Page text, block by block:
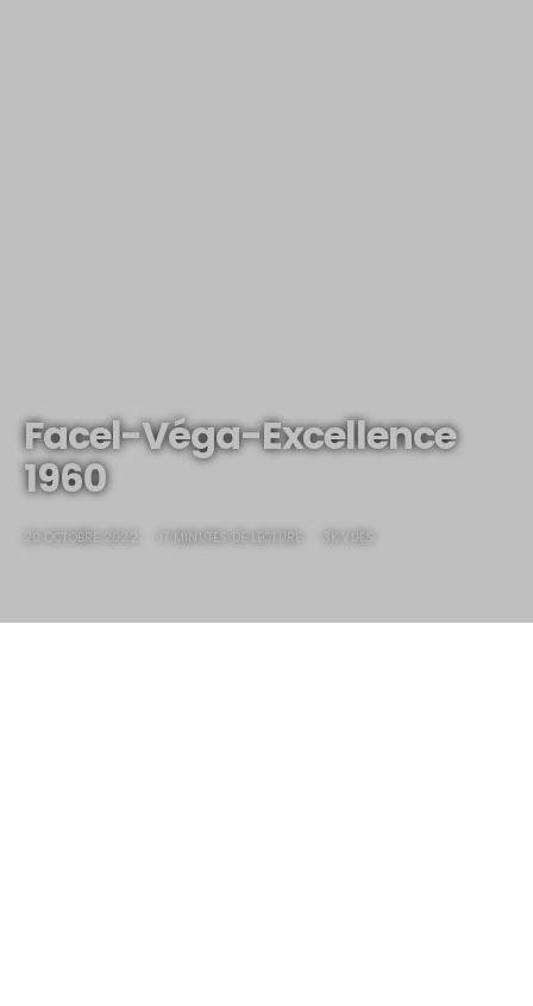
Facel-Véga-Excellence
1960
20 OCTOBRE 2022 17 MINUTES DE LECTURE 3K VUES